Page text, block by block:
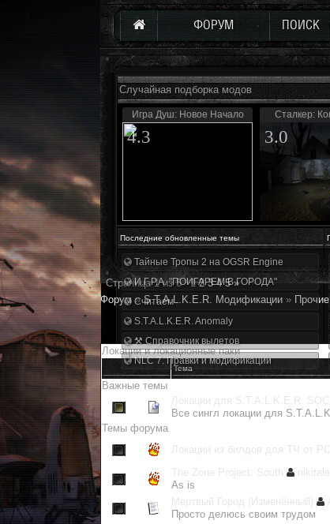
ФОРУМ ПОИСК
Случайная подборка модов
Игра Душ: Новое Начало
4.3
Сталкер:
3.0
Последние обновленные темы
Тайные Тропы 2 на OGSR Engine
И.Г.Р.А. "ПОИГАРЕМ В ГОРОДА"
Считаем
S.T.A.L.K.E.R. Anomaly
⚒ Справочник вылетов
NLC 7. Правки и модификации
Страница1из5 1 2 3 4 5 »
Форум » S.T.A.L.K.E.R. Модификации »
Локации и локационные паки
Тема
Важные темы
Локации для S.T.A.L.K.E.R.
Все сингл локации для
Темы форума
Локации из билдов для ТЧ от
The Zone Project: South
As is
Мертвый Город (Изменённый)
Просто делюсь своим трудом